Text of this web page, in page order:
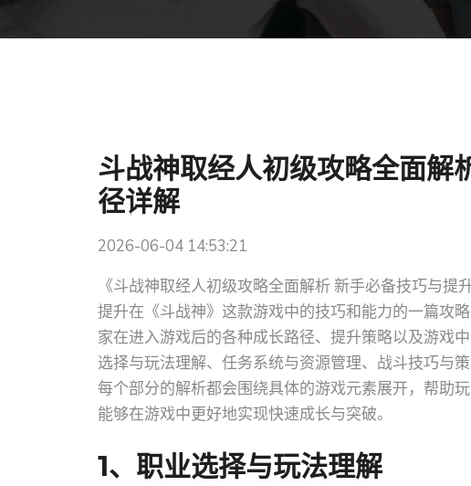
斗战神取经人初级攻略全面解
径详解
2026-06-04 14:53:21
《斗战神取经人初级攻略全面解析 新手必备技巧与
提升在《斗战神》这款游戏中的技巧和能力的一篇攻
家在进入游戏后的各种成长路径、提升策略以及游戏
选择与玩法理解、任务系统与资源管理、战斗技巧与
每个部分的解析都会围绕具体的游戏元素展开，帮助
能够在游戏中更好地实现快速成长与突破。
1、职业选择与玩法理解